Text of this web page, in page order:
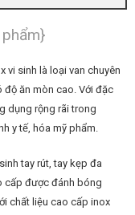
vi sinh là loại van chuyên
độ ăn mòn cao. Với đặc
dụng rộng rãi trong
y tế, hóa mỹ phẩm.
tay rút, tay kẹp đa
cấp được đánh bóng
chất liệu cao cấp inox